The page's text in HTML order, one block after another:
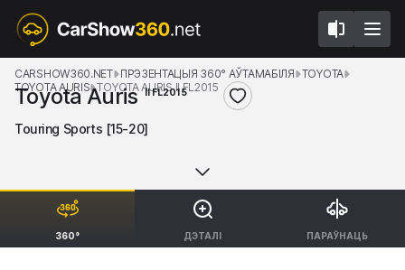
360° ДЭТАЛІ ПАРАЎНАЦЬ
CARSHOW360.NET ПРЭЗЕНТАЦЫЯ 360° АЎТАМАБІЛЯ TOYOTA
TOYOTA AURIS TOYOTA AURIS II FL2015
Toyota Auris II FL2015
Touring Sports [15-20]